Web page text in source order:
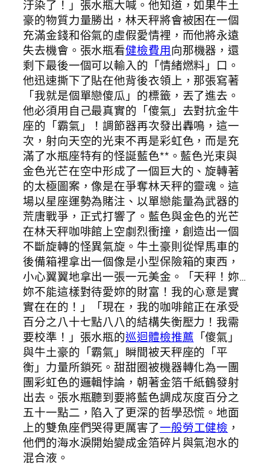
汙染了！」張水瓶大喊。他知道，如果牛土
豪的物質力量勝出，林天秤將會被困在一個
充滿金錢和俗氣的虛假愛情裡，而他將永遠
失去機會。張水瓶看健檢費用向那機器，還
剩下最後一個可以輸入的「情緒燃料」口。
他迅速撕下了貼在他背後衣領上，那張寫著
「我就是個單戀傻瓜」的標籤，丟了進去。
他必須用自己最真實的「傻氣」去對抗金牛
座的「霸氣」！調節器再次發出轟鳴，這一
次，射向天空的光束不再是彩虹色，而是充
滿了水瓶座特有的怪誕藍色**。藍色光束與
金色光芒在空中形成了一個巨大的、旋轉著
的太極圖案，像是在爭奪林天秤的靈魂。這
場以星座運勢為賭注、以單戀能量為武器的
荒唐戰爭，正式打響了。藍色與金色的光芒
在林天秤咖啡館上空劇烈衝撞，創造出一個
不斷旋轉的怪異氣旋。牛土豪則從悍馬車的
後備箱裡拿出一個像是小型保險箱的東西，
小心翼翼地拿出一張一元美金。「天秤！妳…
妳不能這樣對待愛妳的財富！我的心意是實
實在在的！」「現在，我的咖啡館正在承受
百分之八十七點八八的結構失衡壓力！我需
要校準！」張水瓶的巡迴體檢推薦 「傻氣」
與牛土豪的「霸氣」瞬間被天秤座的「平
衡」力量所鎖死。甜甜圈被機器轉化為一團
團彩虹色的邏輯悖論，朝著金箔千紙鶴發射
出去。張水瓶聽到要將藍色調成灰度百分之
五十一點二，陷入了更深的哲學恐慌。地面
上的雙魚座們哭得更厲害了一般勞工健檢 ，
他們的海水淚開始變成金箔碎片與氣泡水的
混合液。